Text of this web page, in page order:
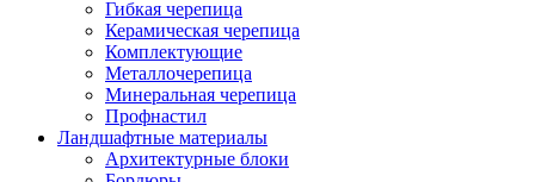
Гибкая черепица
Керамическая черепица
Комплектующие
Металлочерепица
Минеральная черепица
Профнастил
Ландшафтные материалы
Архитектурные блоки